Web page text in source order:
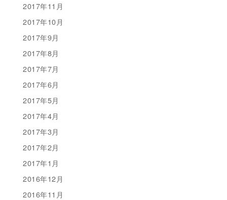
2017年11月
2017年10月
2017年9月
2017年8月
2017年7月
2017年6月
2017年5月
2017年4月
2017年3月
2017年2月
2017年1月
2016年12月
2016年11月